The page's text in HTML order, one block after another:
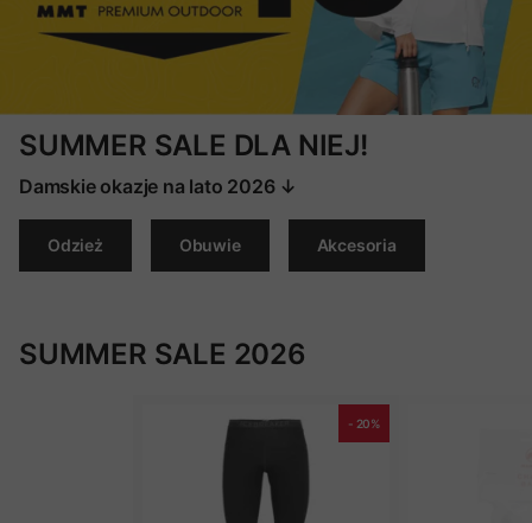
SUMMER SALE DLA NIEJ!
Damskie okazje na lato 2026 ↓
Odzież Obuwie Akcesoria
SUMMER SALE 2026
- 20%